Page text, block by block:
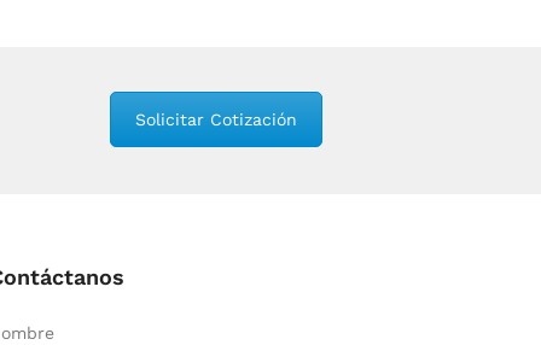
Solicitar Cotización